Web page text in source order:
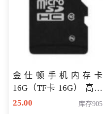
金仕顿手机内存卡
16G（TF卡 16G） 高速
卡 CLASS 10
25.00 库存905